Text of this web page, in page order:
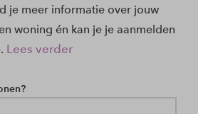
je meer informatie over jouw
woning én kan je je aanmelden
Lees verder